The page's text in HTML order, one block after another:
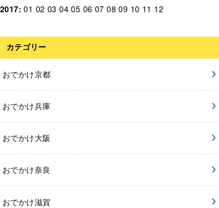
2017:01 02 03 04 05 06 07 08 09 10 11 12
カテゴリー
おでかけ京都
おでかけ兵庫
おでかけ大阪
おでかけ奈良
おでかけ滋賀